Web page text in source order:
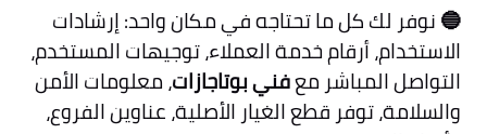
🔵نوفر لك كل ما تحتاجه في مكان واحد: إرشادات
الاستخدام، أرقام خدمة العملاء، توجيهات المستخدم،
التواصل المباشر معفني بوتاجازات، معلومات الأمن
والسلامة، توفر قطع الغيار الأصلية، عناوين الفروع،